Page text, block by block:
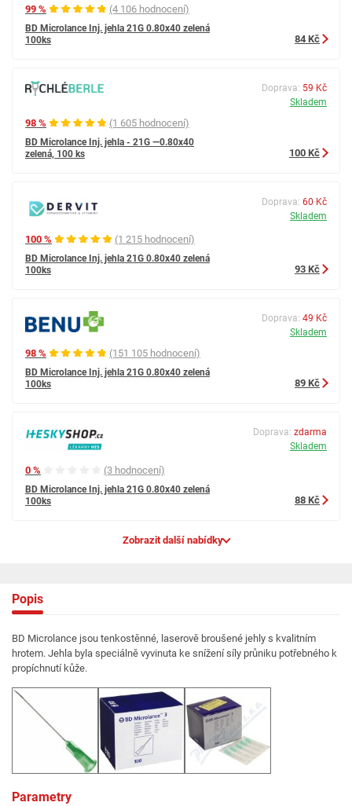
99 % (4 106 hodnocení)
BD Microlance Inj. jehla 21G 0.80x40 zelená
100ks
84 Kč
98 % (1 605 hodnocení)
BD Microlance Inj. jehla - 21G —0.80x40
zelená, 100 ks
Doprava: 59 Kč
Skladem
100 Kč
100 % (1 215 hodnocení)
BD Microlance Inj. jehla 21G 0.80x40 zelená
100ks
Doprava: 60 Kč
Skladem
93 Kč
98 % (151 105 hodnocení)
BD Microlance Inj. jehla 21G 0.80x40 zelená
100ks
Doprava: 49 Kč
Skladem
89 Kč
0 % (3 hodnocení)
BD Microlance Inj. jehla 21G 0.80x40 zelená
100ks
Doprava: zdarma
Skladem
88 Kč
Zobrazit další nabídky
Popis
BD Microlance jsou tenkostěnné, laserově broušené jehly s kvalitním
hrotem. Jehla byla speciálně vyvinuta ke snížení síly průniku potřebného k
propíchnutí kůže.
Parametry